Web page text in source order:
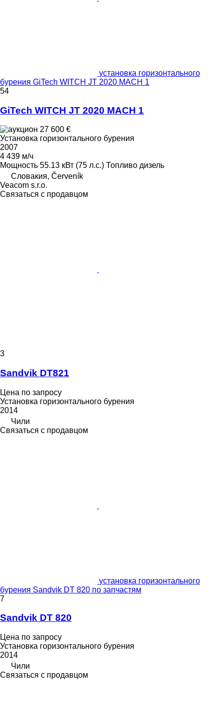
установка горизонтального
бурения GiTech WITCH JT 2020 MACH 1
54
GiTech WITCH JT 2020 MACH 1
27 600 €
Установка горизонтального бурения
2007
4 439 м/ч
Мощность 55.13 кВт (75 л.с.) Топливо дизель
Словакия, Červeník
Veacom s.r.o.
Связаться с продавцом
3
Sandvik DT821
Цена по запросу
Установка горизонтального бурения
2014
Чили
Связаться с продавцом
установка горизонтального
бурения Sandvik DT 820 по запчастям
7
Sandvik DT 820
Цена по запросу
Установка горизонтального бурения
2014
Чили
Связаться с продавцом